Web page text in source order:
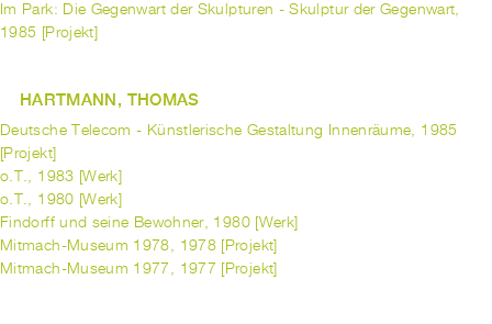
Im Park: Die Gegenwart der Skulpturen - Skulptur der Gegenwart,
1985 [Projekt]
HARTMANN, THOMAS
Deutsche Telecom - Künstlerische Gestaltung Innenräume, 1985
[Projekt]
o.T., 1983 [Werk]
o.T., 1980 [Werk]
Findorff und seine Bewohner, 1980 [Werk]
Mitmach-Museum 1978, 1978 [Projekt]
Mitmach-Museum 1977, 1977 [Projekt]